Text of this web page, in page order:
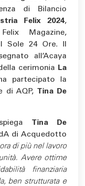
di Bilancio
Felix 2024,
Magazine,
Sole 24 Ore. Il
all’Acaya
cerimonia
La
partecipato la
di AQP, Tina De
Tina De
di Acquedotto
di più nel lavoro
Avere ottime
finanziaria
ben strutturata e